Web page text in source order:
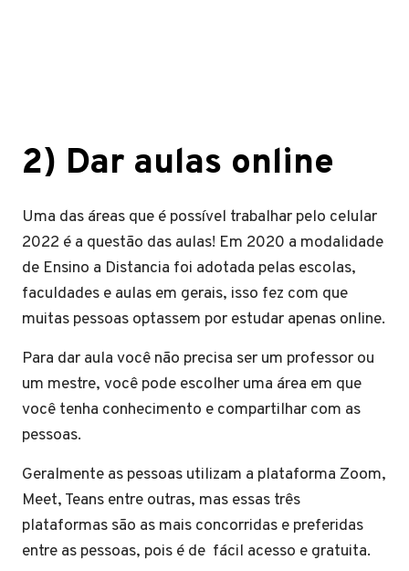
2) Dar aulas online
Uma das áreas que é possível trabalhar pelo celular
2022 é a questão das aulas! Em 2020 a modalidade
de Ensino a Distancia foi adotada pelas escolas,
faculdades e aulas em gerais, isso fez com que
muitas pessoas optassem por estudar apenas online.
Para dar aula você não precisa ser um professor ou
um mestre, você pode escolher uma área em que
você tenha conhecimento e compartilhar com as
pessoas.
Geralmente as pessoas utilizam a plataforma Zoom,
Meet, Teans entre outras, mas essas três
plataformas são as mais concorridas e preferidas
entre as pessoas, pois é de fácil acesso e gratuita.